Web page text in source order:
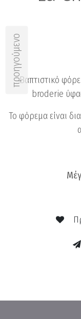
προηγούμενοΒαπτιστικό
broderie
Το φόρεμα είναι